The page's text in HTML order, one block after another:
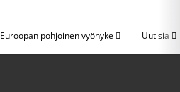
Euroopan pohjoinen vyöhyke Uutisia